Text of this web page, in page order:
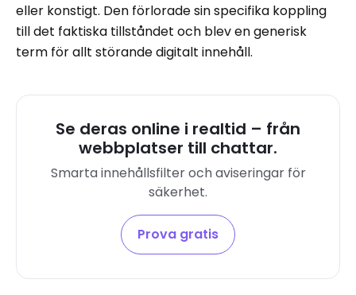
eller konstigt. Den förlorade sin specifika koppling
till det faktiska tillståndet och blev en generisk
term för allt störande digitalt innehåll.
Se deras online i realtid – från
webbplatser till chattar.
Smarta innehållsfilter och aviseringar för
säkerhet.
Prova gratis